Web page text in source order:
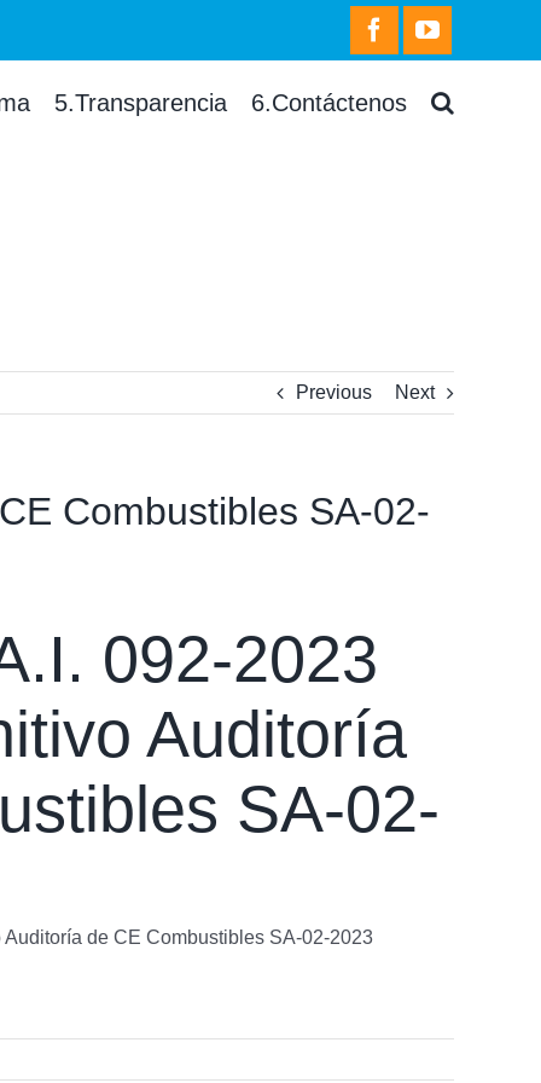
facebookyoutube
5.Transparencia 6.Contáctenos
Previous Next
Combustibles SA-02-
092-2023
Auditoría
SA-02-
de CE Combustibles SA-02-2023